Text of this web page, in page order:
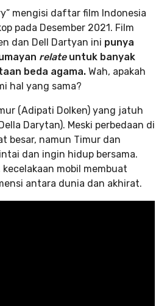
mengisi daftar film Indonesia
pada Desember 2021. Film
dan Dell Dartyan ini punya
relate untuk banyak
beda agama. Wah, apakah
hal yang sama?
(Adipati Dolken) yang jatuh
Darytan). Meski perbedaan di
besar, namun Timur dan
dan ingin hidup bersama.
mobil membuat
antara dunia dan akhirat.